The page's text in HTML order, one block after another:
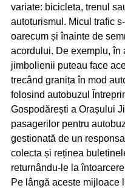
variate: bicicleta, trenul
autoturismul. Micul trafic
oarecum și înainte de
acordului. De exemplu, în
jimbolienii puteau face
trecând granița în mod
folosind autobuzul
Gospodărești a Orașului
pasagerilor pentru
gestionată de un
colecta și reținea
returnându-le la
Pe lângă aceste mijloace